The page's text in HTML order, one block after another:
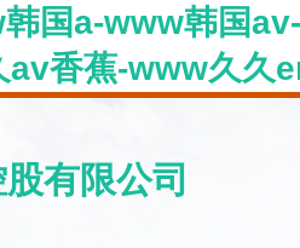
国a-www韩国
香蕉-www久久
有限公司